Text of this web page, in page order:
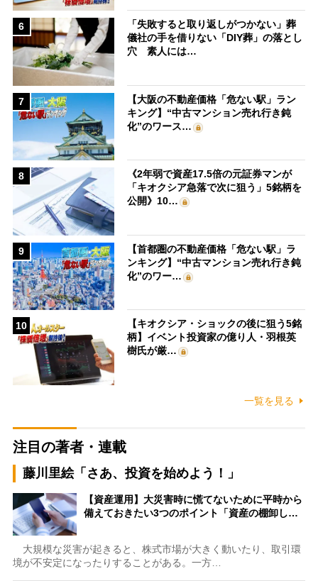
6
「失敗すると取り返しがつかない」葬
儀社の手を借りない「DIY葬」の落とし
穴 素人には…
7
【大阪の不動産価格「危ない駅」ラン
キング】“中古マンション売れ行き鈍
化”のワース…
8
《2年弱で資産17.5倍の元証券マンが
「キオクシア急落で次に狙う」5銘柄を
公開》10…
9
【首都圏の不動産価格「危ない駅」ラ
ンキング】“中古マンション売れ行き鈍
化”のワー…
10
【キオクシア・ショックの後に狙う5銘
柄】イベント投資家の億り人・羽根英
樹氏が厳…
一覧を見る
注目の著者・連載
藤川里絵「さあ、投資を始めよう！」
【資産運用】大災害時に慌てないために平時から
備えておきたい3つのポイント「資産の棚卸し…
大規模な災害が起きると、株式市場が大きく動いたり、取引環
境が不安定になったりすることがある。一方…